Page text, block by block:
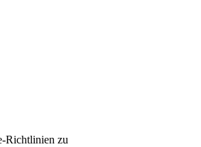
Richtlinien zu